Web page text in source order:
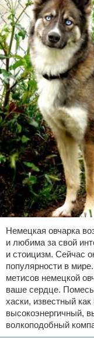
Немецкая овчарка
и любима за свой
и стоицизм. Сейчас
популярности в
метисов немецкой
ваше сердце.
хаски, известный
высокоэнергичный,
волкоподобный